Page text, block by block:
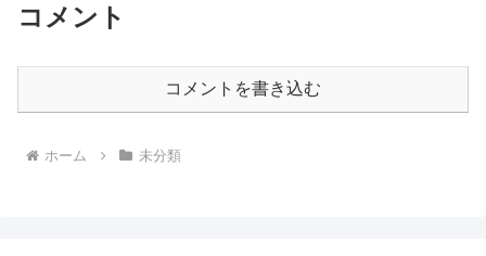
コメント
コメントを書き込む
ホーム 未分類